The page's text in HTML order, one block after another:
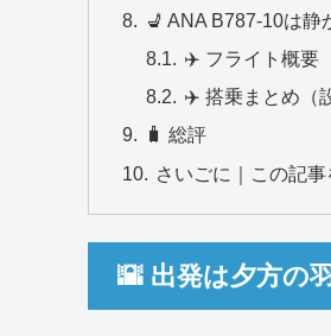
💺 ANA B787-10は静
✈️ フライト概要
✈️ 搭乗まとめ（
🧳 総評
さいごに｜この記
🌇 出発は夕方の